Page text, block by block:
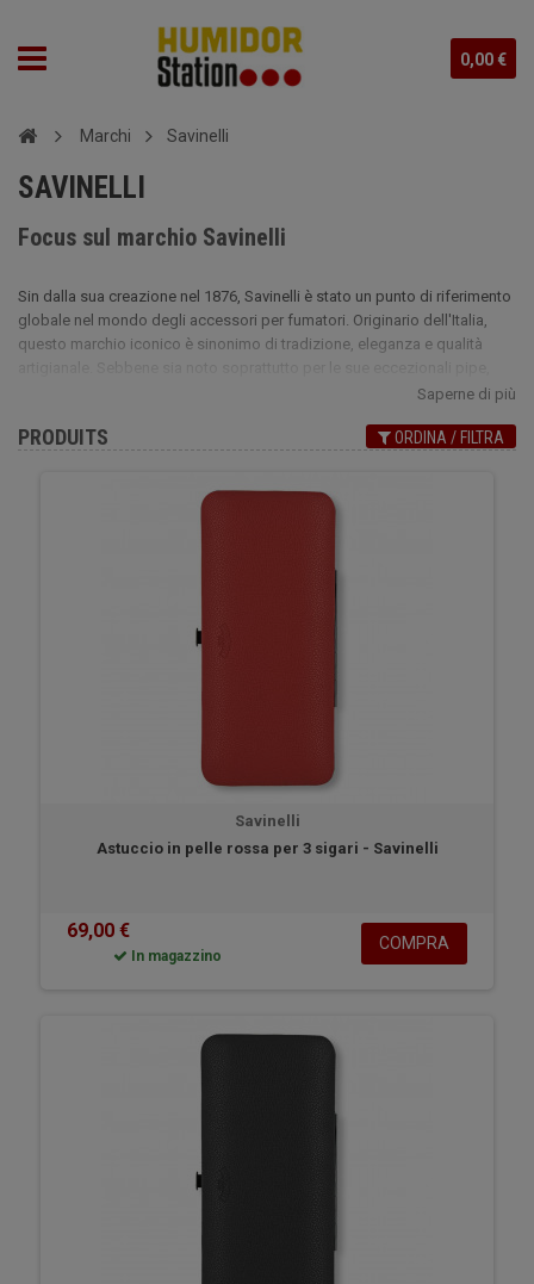
0,00 €
Marchi Savinelli
SAVINELLI
Focus sul marchio Savinelli
Sin dalla sua creazione nel 1876, Savinelli è stato un punto di riferimento
globale nel mondo degli accessori per fumatori. Originario dell'Italia,
questo marchio iconico è sinonimo di tradizione, eleganza e qualità
Savinelli ha sviluppato anche una gamma di accessori dedicati agli
riflette un know-how unico, che combina materiali nobili e design
Saperne di più
PRODUITS ORDINA / FILTRA
Savinelli
Astuccio in pelle rossa per 3 sigari - Savinelli
69,00 €
In magazzino
COMPRA